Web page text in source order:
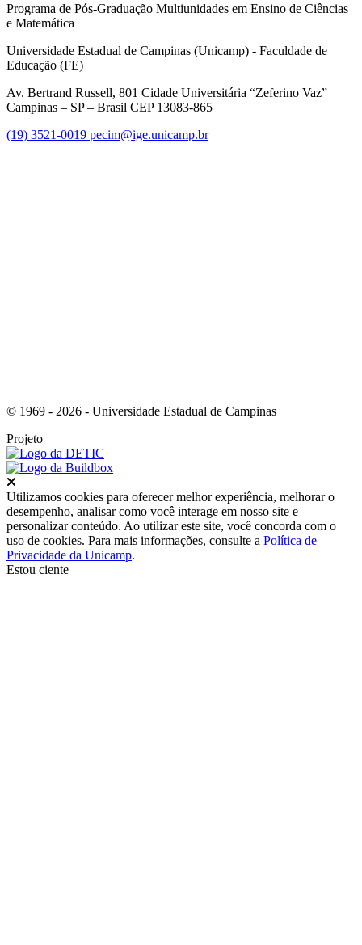
Programa de Pós-Graduação Multiunidades em Ensino de Ciências
e Matemática
Universidade Estadual de Campinas (Unicamp) - Faculdade de
Educação (FE)
Av. Bertrand Russell, 801 Cidade Universitária “Zeferino Vaz”
Campinas – SP – Brasil CEP 13083-865
(19) 3521-0019 pecim@ige.unicamp.br
© 1969 - 2026 - Universidade Estadual de Campinas
Projeto
Utilizamos cookies para oferecer melhor experiência, melhorar o
desempenho, analisar como você interage em nosso site e
personalizar conteúdo. Ao utilizar este site, você concorda com o
uso de cookies. Para mais informações, consulte a Política de
Privacidade da Unicamp.
Estou ciente